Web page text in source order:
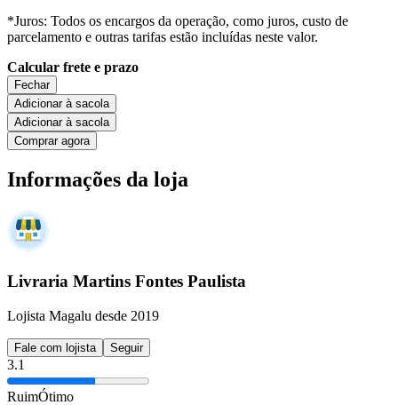
*Juros: Todos os encargos da operação, como juros, custo de
parcelamento e outras tarifas estão incluídas neste valor.
Calcular frete e prazo
Fechar
Adicionar à sacola
Adicionar à sacola
Comprar agora
Informações da loja
Livraria Martins Fontes Paulista
Lojista Magalu desde 2019
Fale com lojista Seguir
3.1
RuimÓtimo